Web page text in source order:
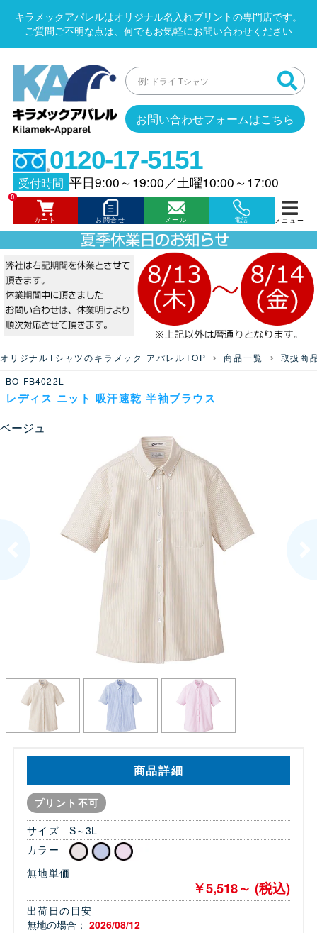
キラメックアパレルはオリジナル名入れプリントの専門店です。
ご質問ご不明な点は、何でもお気軽にお問い合わせください
お問い合わせフォームはこちら
0120-17-5151
受付時間 平日9:00～19:00／土曜10:00～17:00
カート
0
お問合せ メール 電話 メニュー
オリジナルTシャツのキラメック アパレルTOP 商品一覧
取扱商
BO-FB4022L
レディス ニット 吸汗速乾 半袖ブラウス
ベージュ
商品詳細
プリント不可
サイズ
S～3L
カラー
無地単価
￥5,518～ (税込)
出荷日の目安
無地の場合： 2026/08/12